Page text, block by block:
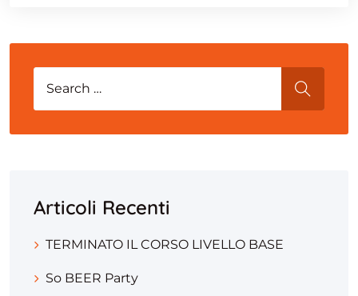
Articoli Recenti
TERMINATO IL CORSO LIVELLO BASE
So BEER Party